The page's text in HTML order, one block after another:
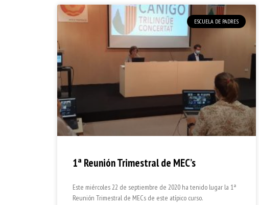
ESCUELA DE PADRES
1ª Reunión Trimestral de MEC’s
Este miércoles 22 de septiembre de 2020 ha tenido lugar la 1ª
Reunión Trimestral de MECs de este atípico curso.